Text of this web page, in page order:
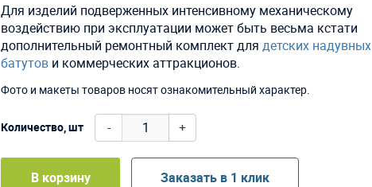
Для изделий подверженных интенсивному механическому
воздействию при эксплуатации может быть весьма кстати
дополнительный ремонтный комплект длядетских надувных
батутов и коммерческих аттракционов.
Фото и макеты товаров носят ознакомительный характер.
Количество, шт - +
В корзину Заказать в 1 клик